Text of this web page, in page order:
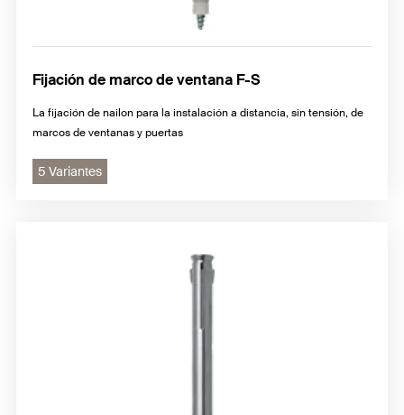
Fijación de marco de ventana F-S
La fijación de nailon para la instalación a distancia, sin tensión, de
marcos de ventanas y puertas
5 Variantes